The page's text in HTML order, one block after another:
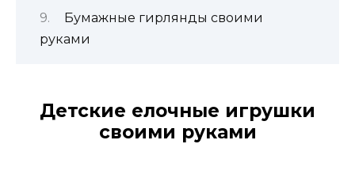
Бумажные гирлянды своими
руками
Детские елочные игрушки
своими руками